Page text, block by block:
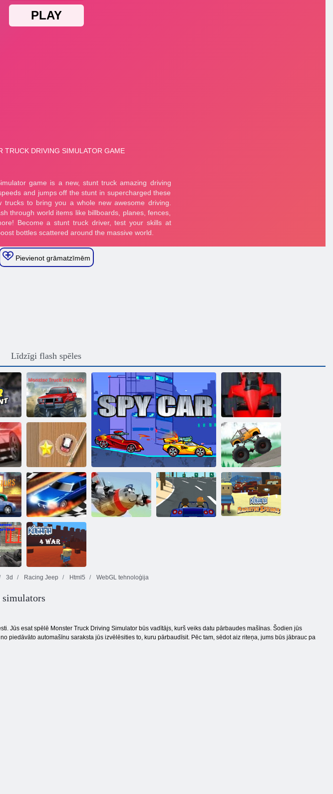
Pievienot grāmatzīmēm
Līdzīgi flash spēles
triks
Monster Truck
netīrumu rallijs
Formula drudzis
Mini sacīkšu
skriešanās
Kravas
automašīnu
izmēģinājumi
Vilkšanas
sacīkstes 3d
Kogama: 4 karš
3d Racing Jeep Html5 WebGL tehnoloģija
simulators
Jūs esat spēlē Monster Truck Driving Simulator būs vadītājs, kurš veiks datu pārbaudes mašīnas. Šodien jūs
piedāvāto automašīnu saraksta jūs izvēlēsities to, kuru pārbaudīsit. Pēc tam, sēdot aiz riteņa, jums būs jābrauc pa